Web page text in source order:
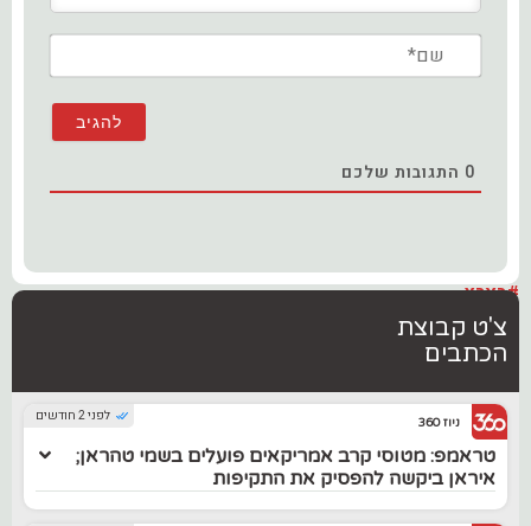
0 התגובות שלכם
#בארץ
צ'ט קבוצת
הכתבים
לפני 2 חודשים ניוז 360
טראמפ: מטוסי קרב אמריקאים פועלים בשמי טהראן;
איראן ביקשה להפסיק את התקיפות